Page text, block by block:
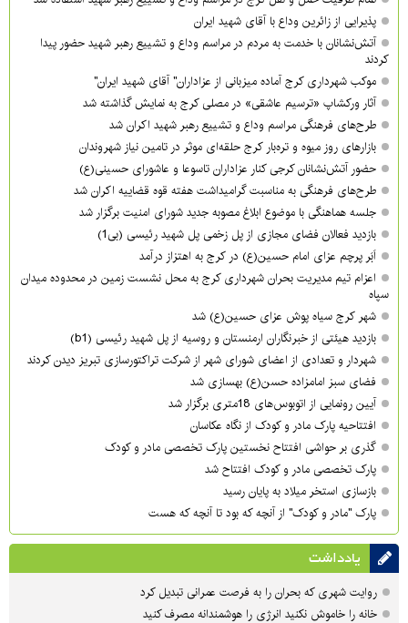
پذیرایی از زائرین وداع با آقای شهید ایران
آتش‌نشانان با خدمت به مردم در مراسم وداع و تشییع رهبر شهید حضور پیدا
کردند
موکب شهرداری کرج آماده میزبانی از عزاداران" آقای شهید ایران"
آثار ورکشاپ «ترسیم عاشقی» در مصلی کرج به نمایش گذاشته شد
طرح‌های فرهنگی مراسم وداع و تشییع رهبر شهید اکران شد
بازارهای روز میوه و تره‌بار کرج حلقه‌ای موثر در تامین نیاز شهروندان
حضور آتش‌نشانان کرجی کنار عزاداران تاسوعا و عاشورای حسینی(ع)
طرح‌های فرهنگی به مناسبت گرامیداشت هفته قوه قضاییه اکران شد
جلسه هماهنگی با موضوع ابلاغ مصوبه جدید شورای امنیت برگزار شد
بازدید فعالان فضای مجازی از پل زخمی پل شهید رئیسی (بی1)
اَبَر پرچم عزای امام حسین(ع) در کرج به اهتزاز درآمد
اعزام تیم مدیریت بحران شهرداری کرج به محل نشست زمین در محدوده میدان
سپاه
شهر کرج سیاه پوش عزای حسین(ع) شد
بازدید هیئتی از خبرنگاران ارمنستان و روسیه از پل شهید رئیسی (b1)
شهردار و تعدادی از اعضای شورای شهر از شرکت تراکتورسازی تبریز دیدن کردند
فضای سبز امامزاده حسن(ع) بهسازی شد
آیین رونمایی از اتوبوس‌های 18متری برگزار شد
افتتاحیه پارک مادر و کودک از نگاه عکاسان
گذری بر حواشی افتتاح نخستین پارک تخصصی مادر و کودک
پارک تخصصی مادر و کودک افتتاح شد
بازسازی استخر میلاد به پایان رسید
پارک "مادر و کودک" از آنچه که بود تا آنچه که هست
یادداشت
روایت شهری که بحران را به فرصت عمرانی تبدیل کرد
خانه را خاموش نکنید انرژی را هوشمندانه مصرف کنید